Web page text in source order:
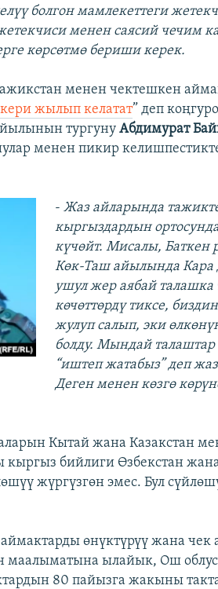
болгон мамлекеттеги
менен саясий чечим
көрсөтмө бериши керек.
менен чектешкен
жылып келатат” деп
тургунуАбдимурат
менен пикир
- Жаз айларында
кыргыздардын
күчөйт. Мисалы, Баткен
Көк-Таш айылында Кара
ушул жер аябай
көчөттөрдү тиксе,
жулуп салып, эки
болду. Мындай
“иштеп жатабыз” деп
Деген менен көзгө
Кытай жана Казакстан
кыргыз бийлиги Өзбекстан
жүргүзгөн эмес. Бул
өнүктүрүү жана чек
маалыматына ылайык, Ош
80 пайызга жакыны